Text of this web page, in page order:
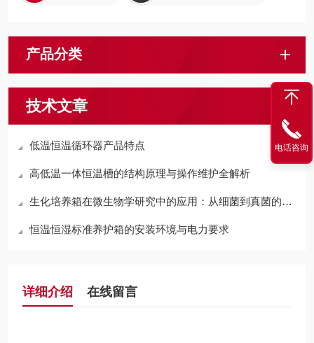
产品分类
技术文章
低温恒温循环器产品特点
高低温一体恒温槽的结构原理与操作维护全解析
生化培养箱在微生物学研究中的应用：从细菌到真菌的培养
恒温恒湿标准养护箱的安装环境与电力要求
详细介绍 在线留言
电话咨询